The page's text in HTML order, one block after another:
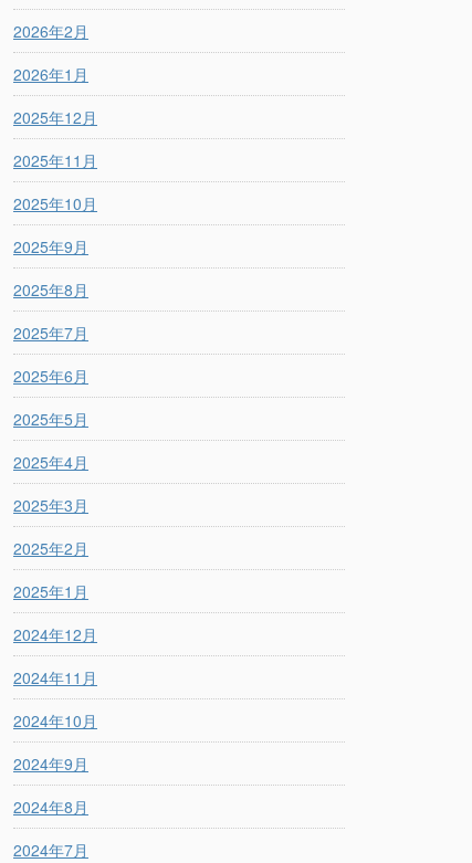
2026年2月
2026年1月
2025年12月
2025年11月
2025年10月
2025年9月
2025年8月
2025年7月
2025年6月
2025年5月
2025年4月
2025年3月
2025年2月
2025年1月
2024年12月
2024年11月
2024年10月
2024年9月
2024年8月
2024年7月